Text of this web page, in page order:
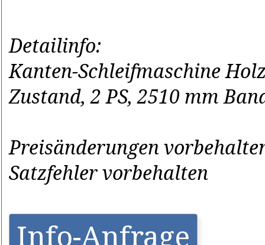
Detailinfo:
Kanten-Schleifmaschine
Zustand, 2 PS, 2510 mm
Preisänderungen
Satzfehler vorbehalten
Info-Anfrage